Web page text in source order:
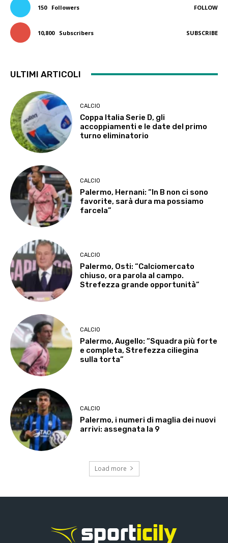
150 Followers FOLLOW
10,800 Subscribers SUBSCRIBE
ULTIMI ARTICOLI
CALCIO
Coppa Italia Serie D, gli
accoppiamenti e le date del primo
turno eliminatorio
CALCIO
Palermo, Hernani: “In B non ci sono
favorite, sarà dura ma possiamo
farcela”
CALCIO
Palermo, Osti: “Calciomercato
chiuso, ora parola al campo.
Strefezza grande opportunità”
CALCIO
Palermo, Augello: “Squadra più forte
e completa, Strefezza ciliegina
sulla torta”
CALCIO
Palermo, i numeri di maglia dei nuovi
arrivi: assegnata la 9
Load more